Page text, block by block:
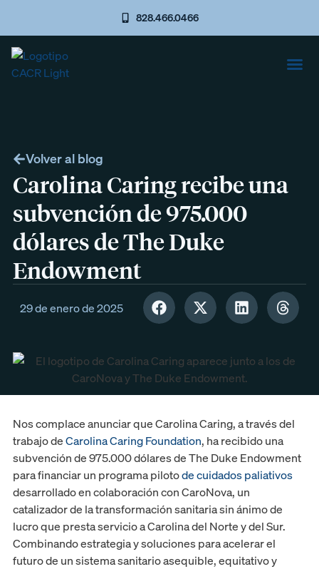
828.466.0466
Volver al blog
Carolina Caring recibe una
subvención de 975.000
dólares de The Duke
Endowment
29 de enero de 2025
Nos complace anunciar que Carolina Caring, a través del
trabajo deCarolina Caring Foundation, ha recibido una
subvención de 975.000 dólares de The Duke Endowment
para financiar un programa pilotode cuidados paliativos
desarrollado en colaboración con CaroNova, un
catalizador de la transformación sanitaria sin ánimo de
lucro que presta servicio a Carolina del Norte y del Sur.
Combinando estrategia y soluciones para acelerar el
futuro de un sistema sanitario asequible, equitativo y